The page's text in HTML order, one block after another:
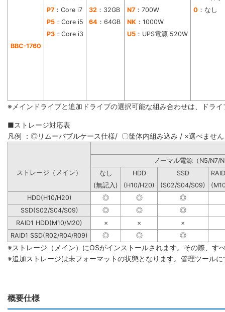
BBC-1760
P7 ：Core i7 32 ：32GB N7 ：700W 0 ：なし
P5 ：Core i5 64 ：64GB NK ：1000W
P3 ：Core i3 U5 ：UPS電源 520W
※メインドライブと追加ドライブの選択可能な組み合わせは、ドラ
■ストレージ対応表
凡例 ：◎リムーバブルケース仕様/ 〇筐体内組み込み / ×選べません
ノーマル電源（N5/N7/
ストレージ（メイン）
なし HDD SSD
(無記入)
(H10/H20) (S02/S04/S09)
HDD(H10/H20)
◎ ◎
◎
SSD(S02/S04/S09)
◎ ◎
◎
RAID1 HDD(M10/M20)
× ×
×
RAID1 SSD(R02/R04/R09)
◎ ◎ ◎
※ストレージ（メイン）にOSがインストールされます。その際、す
※追加ストレージは未フォーマットの状態となります。管理ツール
概要仕様